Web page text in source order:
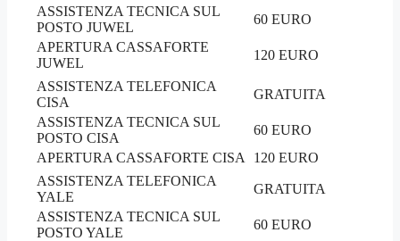
ASSISTENZA TECNICA SUL
POSTO JUWEL
60 EURO
APERTURA CASSAFORTE
JUWEL
120 EURO
ASSISTENZA TELEFONICA
CISA
GRATUITA
ASSISTENZA TECNICA SUL
POSTO CISA
60 EURO
APERTURA CASSAFORTE CISA
120 EURO
ASSISTENZA TELEFONICA
YALE
GRATUITA
ASSISTENZA TECNICA SUL
POSTO YALE
60 EURO